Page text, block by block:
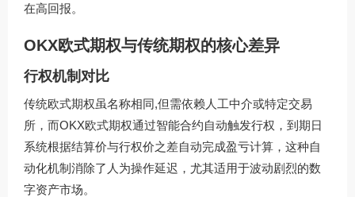
在高回报。
OKX欧式期权与传统期权的核心差异
行权机制对比
传统欧式期权虽名称相同,但需依赖人工中介或特定交易
所，而OKX欧式期权通过智能合约自动触发行权，到期日
系统根据结算价与行权价之差自动完成盈亏计算，这种自
动化机制消除了人为操作延迟，尤其适用于波动剧烈的数
字资产市场。